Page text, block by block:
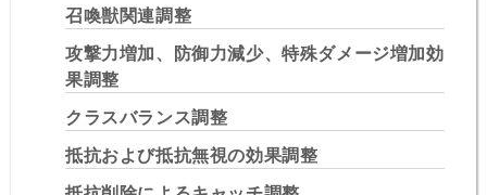
召喚獣関連調整
攻撃力増加、防御力減少、特殊ダメージ増加効
果調整
クラスバランス調整
抵抗および抵抗無視の効果調整